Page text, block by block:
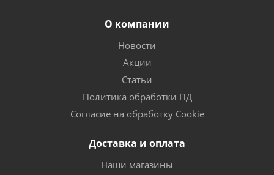
О компании
Новости
Акции
Статьи
Политика обработки ПД
Согласие на обработку Cookie
Доставка и оплата
Наши магазины